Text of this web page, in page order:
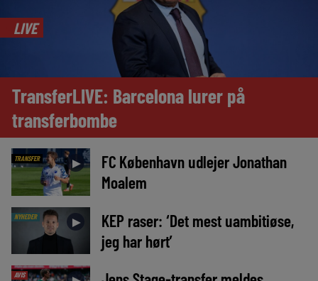
LIVE
TransferLIVE: Barcelona lurer på
transferbombe
TRANSFER ►
FC København udlejer Jonathan
Moalem
NYHEDER ►
KEP raser: ‘Det mest uambitiøse,
jeg har hørt’
AVIS